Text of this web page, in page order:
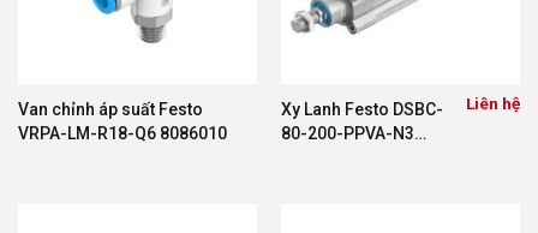
Van chỉnh áp suất Festo
VRPA-LM-R18-Q6 8086010
Xy Lanh Festo DSBC-
80-200-PPVA-N3
Liên hệ